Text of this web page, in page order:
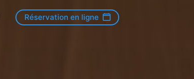
Réservation en ligne